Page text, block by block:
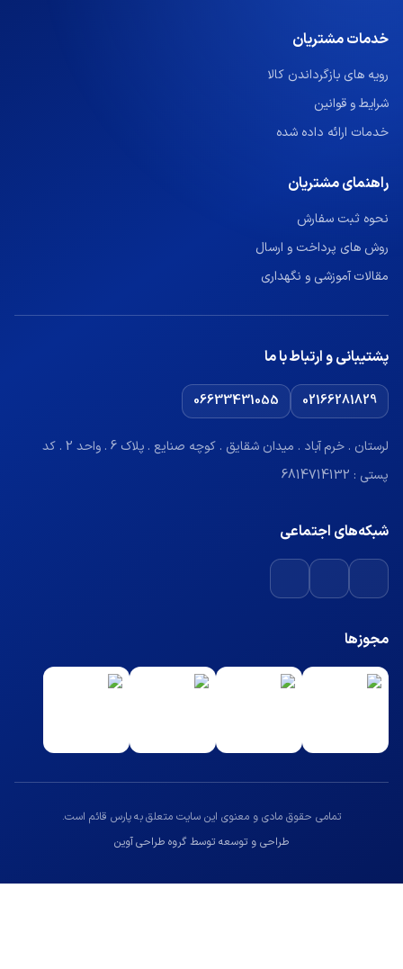
خدمات مشتریان
رویه های بازگرداندن کالا
شرایط و قوانین
خدمات ارائه داده شده
راهنمای مشتریان
نحوه ثبت سفارش
روش های پرداخت و ارسال
مقالات آموزشی و نگهداری
پشتیبانی و ارتباط با ما
02166281829
06633431055
لرستان . خرم آباد . میدان شقایق . کوچه صنایع . پلاک 6 . واحد 2 . کد
پستی : 6814714132
شبکه‌های اجتماعی
مجوزها
تمامی حقوق مادی و معنوی این سایت متعلق به پارس قائم است.
طراحی و توسعه توسط گروه طراحی آوین